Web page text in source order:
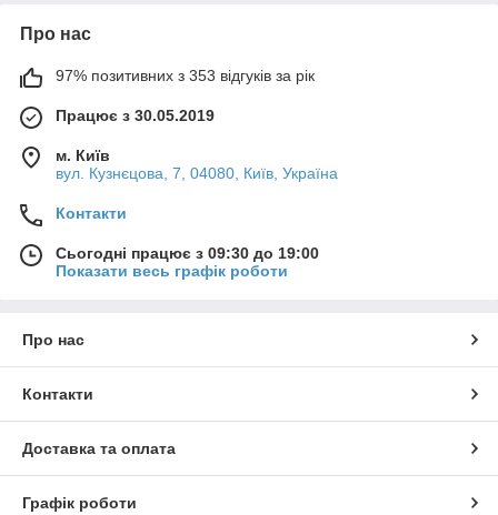
Про нас
97% позитивних з 353 відгуків за рік
Працює з 30.05.2019
м. Київ
вул. Кузнєцова, 7, 04080, Київ, Україна
Контакти
Сьогодні працює з 09:30 до 19:00
Показати весь графік роботи
Про нас
Контакти
Доставка та оплата
Графік роботи